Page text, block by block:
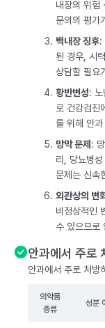
내장의 위험
문의의 평가
백내장 징후:
된 경우, 시
상담할 필요
황반변성: 노
로 건강검진
를 위해 안
망막 문제 :
리, 당뇨병
문제는 신속
외관상의 변
비정상적인
수 있으므로
안과에서 주로
안과에서 주로 처방
의약품
종류
성분